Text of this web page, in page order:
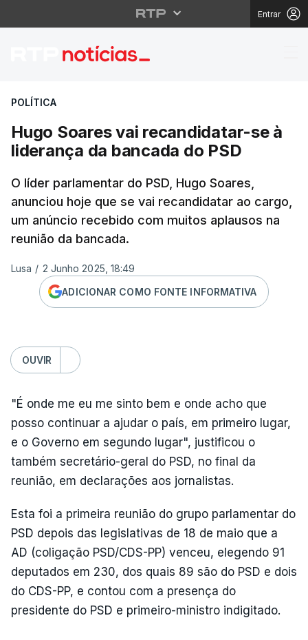
Entrar
Hugo Soares vai
POLÍTICA
Hugo Soares vai recandidatar-se à
liderança da bancada do PSD
O líder parlamentar do PSD, Hugo Soares,
anunciou hoje que se vai recandidatar ao cargo,
um anúncio recebido com muitos aplausos na
reunião da bancada.
Lusa / 2 Junho 2025, 18:49
ADICIONAR COMO FONTE INFORMATIVA
OUVIR
"É onde me eu me sinto bem e onde acho que
posso continuar a ajudar o país, em primeiro lugar,
e o Governo em segundo lugar", justificou o
também secretário-geral do PSD, no final da
reunião, em declarações aos jornalistas.
Esta foi a primeira reunião do grupo parlamentar do
PSD depois das legislativas de 18 de maio que a
AD (coligação PSD/CDS-PP) venceu, elegendo 91
deputados em 230, dos quais 89 são do PSD e dois
do CDS-PP, e contou com a presença do
presidente do PSD e primeiro-ministro indigitado.